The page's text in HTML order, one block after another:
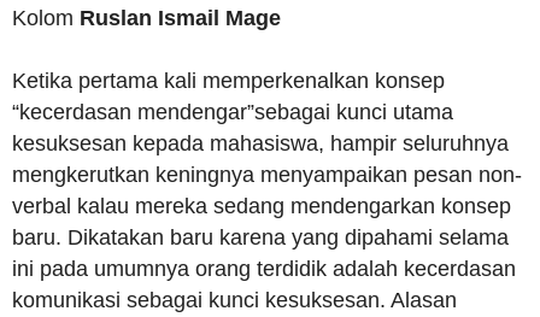
Kolom Ruslan Ismail Mage
Ketika pertama kali memperkenalkan konsep
“kecerdasan mendengar”sebagai kunci utama
kesuksesan kepada mahasiswa, hampir seluruhnya
mengkerutkan keningnya menyampaikan pesan non-
verbal kalau mereka sedang mendengarkan konsep
baru. Dikatakan baru karena yang dipahami selama
ini pada umumnya orang terdidik adalah kecerdasan
komunikasi sebagai kunci kesuksesan. Alasan